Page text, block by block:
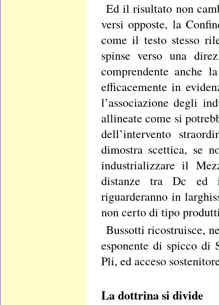
Ed il risultato non
versi opposte, la
come il testo stesso
spinse verso una
comprendente anche
efficacemente in
l’associazione degli
allineate come si
dell’intervento
dimostra scettica, se
industrializzare il
distanze tra Dc ed
riguarderanno in
non certo di tipo
Bussotti ricostruisce,
esponente di spicco di
Pli, ed acceso
La dottrina si divide